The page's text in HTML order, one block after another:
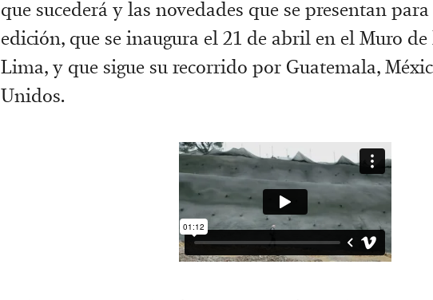
que sucederá y las novedades que se presentan
edición, que se inaugura el 21 de abril en el Muro de
Lima, y que sigue su recorrido por Guatemala,
Unidos.